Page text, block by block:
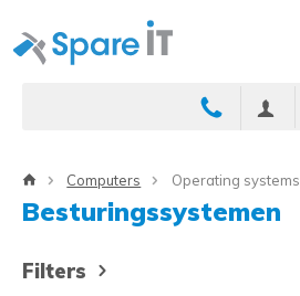
Computers Operating systems
Besturingssystemen
Filters